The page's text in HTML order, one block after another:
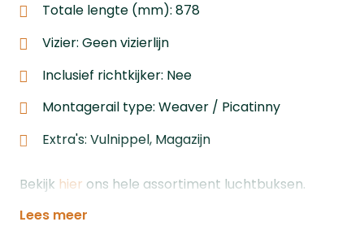
Totale lengte (mm): 878
Vizier: Geen vizierlijn
Inclusief richtkijker: Nee
Montagerail type: Weaver / Picatinny
Extra's: Vulnippel, Magazijn
Bekijk hier ons hele assortiment luchtbuksen.
Lees meer